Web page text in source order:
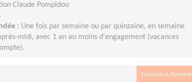
Claude Pompidou
: Une fois par semaine ou par quinzaine, en semaine
midi, avec 1 an au moins d'engagement (vacances
Exclusion & Pauvreté